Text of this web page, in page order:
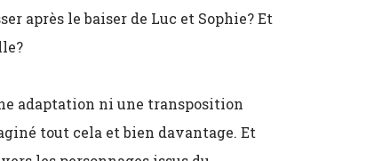
après le baiser de Luc et Sophie? Et
adaptation ni une transposition
tout cela et bien davantage. Et